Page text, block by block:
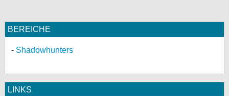
BEREICHE
Shadowhunters
LINKS